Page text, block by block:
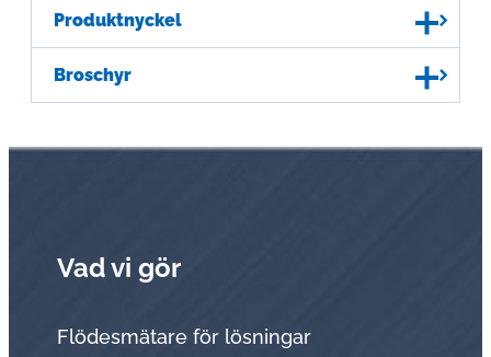
Produktnyckel
Broschyr
Vad vi gör
Flödesmätare för lösningar